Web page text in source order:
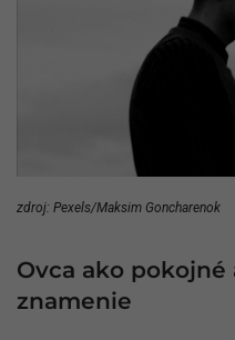
zdroj: Pexels/Maksim Goncharenok
Ovca ako
znamenie